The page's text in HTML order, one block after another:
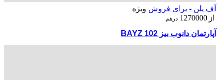
آف پلن - برای فروش ویژه
از 1270000 درهم
آپارتمان دانوب بیز BAYZ 102